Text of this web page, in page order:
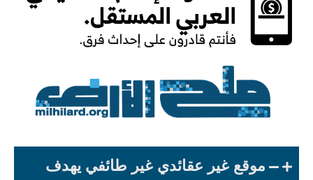
موقع غير عقائدي غير طائفي يهدف